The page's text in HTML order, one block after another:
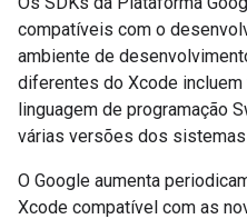
compatíveis com o
ambiente de
diferentes do Xcode
linguagem de programação
várias versões dos
O Google aumenta
Xcode compatível com as